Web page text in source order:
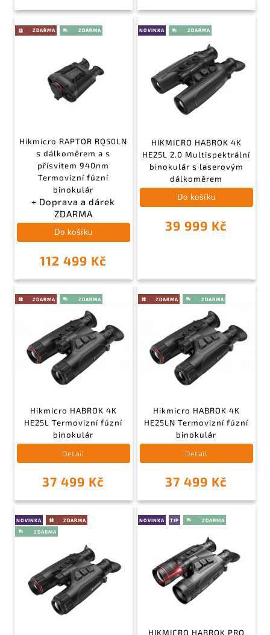
Hikmicro RAPTOR RQ50LN
s dálkoměrem a s
přísvitem 940nm
Termovizní fúzní
binokulár
+ Doprava a dárek
ZDARMA
112 499 Kč
Do košíku
NOVINKA
HIKMICRO HABROK 4K
HE25L 2.0 Multispektrální
binokulár s laserovým
dálkoměrem
39 999 Kč
Do košíku
Hikmicro HABROK 4K
HE25L Termovizní fúzní
binokulár
37 499 Kč
Detail
Hikmicro HABROK 4K
HE25LN Termovizní fúzní
binokulár
37 499 Kč
Detail
NOVINKA NOVINKA TIP
HIKMICRO HABROK PRO